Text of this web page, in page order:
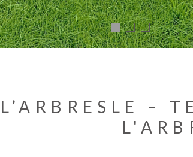
L’ARBRESLE –